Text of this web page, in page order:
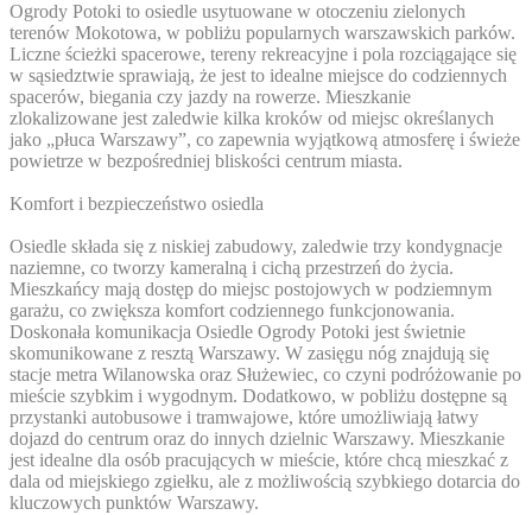
Ogrody Potoki to osiedle usytuowane w otoczeniu zielonych
terenów Mokotowa, w pobliżu popularnych warszawskich parków.
Liczne ścieżki spacerowe, tereny rekreacyjne i pola rozciągające się
w sąsiedztwie sprawiają, że jest to idealne miejsce do codziennych
spacerów, biegania czy jazdy na rowerze. Mieszkanie
zlokalizowane jest zaledwie kilka kroków od miejsc określanych
jako „płuca Warszawy”, co zapewnia wyjątkową atmosferę i świeże
powietrze w bezpośredniej bliskości centrum miasta.
Komfort i bezpieczeństwo osiedla
Osiedle składa się z niskiej zabudowy, zaledwie trzy kondygnacje
naziemne, co tworzy kameralną i cichą przestrzeń do życia.
Mieszkańcy mają dostęp do miejsc postojowych w podziemnym
garażu, co zwiększa komfort codziennego funkcjonowania.
Doskonała komunikacja Osiedle Ogrody Potoki jest świetnie
skomunikowane z resztą Warszawy. W zasięgu nóg znajdują się
stacje metra Wilanowska oraz Służewiec, co czyni podróżowanie po
mieście szybkim i wygodnym. Dodatkowo, w pobliżu dostępne są
przystanki autobusowe i tramwajowe, które umożliwiają łatwy
dojazd do centrum oraz do innych dzielnic Warszawy. Mieszkanie
jest idealne dla osób pracujących w mieście, które chcą mieszkać z
dala od miejskiego zgiełku, ale z możliwością szybkiego dotarcia do
kluczowych punktów Warszawy.